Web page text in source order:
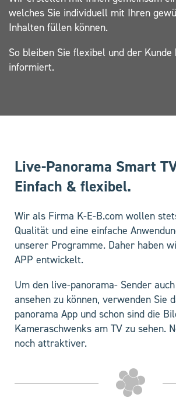
welches Sie individuell mit Ihren
Inhalten füllen können.
So bleiben Sie flexibel und der Kunde
informiert.
Live-Panorama Smart
Einfach & flexibel.
Wir als Firma K-E-B.com wollen
Qualität und eine einfache
unserer Programme. Daher haben
APP entwickelt.
Um den live-panorama- Sender
ansehen zu können, verwenden Sie
panorama App und schon sind die
Kameraschwenks am TV zu sehen.
noch attraktiver.